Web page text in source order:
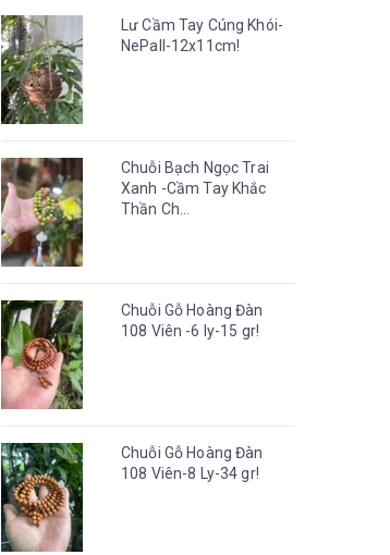
Lư Cầm Tay Cúng Khói-
NePall-12x11cm!
Chuỗi Bạch Ngọc Trai
Xanh -Cầm Tay Khắc
Thần Ch...
Chuỗi Gỗ Hoàng Đàn
108 Viên -6 ly-15 gr!
Chuỗi Gỗ Hoàng Đàn
108 Viên-8 Ly-34 gr!